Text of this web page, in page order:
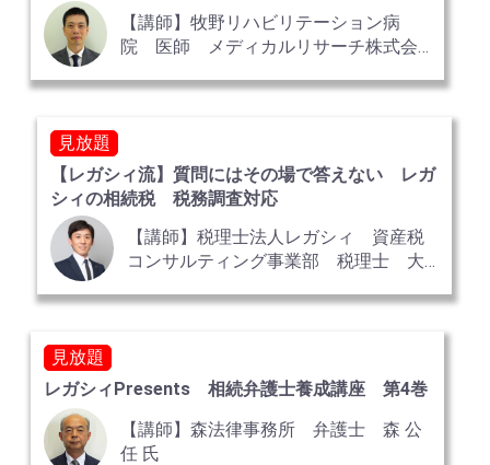
【講師】牧野リハビリテーション病
院 医師 メディカルリサーチ株式会
見放題
【レガシィ流】質問にはその場で答えない レガ
シィの相続税 税務調査対応
【講師】税理士法人レガシィ 資産税
コンサルティング事業部 税理士 大
見放題
レガシィPresents 相続弁護士養成講座 第4巻
【講師】森法律事務所 弁護士 森 公
任 氏